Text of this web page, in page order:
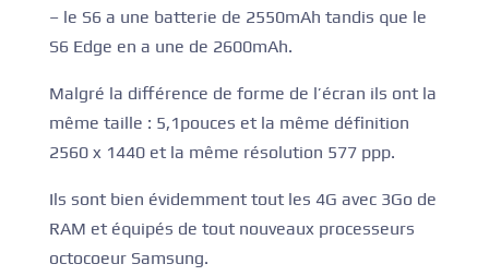
– le S6 a une batterie de 2550mAh tandis que le
S6 Edge en a une de 2600mAh.
Malgré la différence de forme de l’écran ils ont la
même taille : 5,1pouces et la même définition
2560 x 1440 et la même résolution 577 ppp.
Ils sont bien évidemment tout les 4G avec 3Go de
RAM et équipés de tout nouveaux processeurs
octocoeur Samsung.